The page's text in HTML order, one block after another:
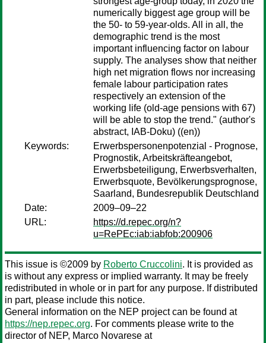
numerically biggest age group will be
the 50- to 59-year-olds. All in all, the
demographic trend is the most
important influencing factor on labour
supply. The analyses show that neither
high net migration flows nor increasing
female labour participation rates
respectively an extension of the
working life (old-age pensions with 67)
will be able to stop the trend." (author's
abstract, IAB-Doku) ((en))
Keywords:
Erwerbspersonenpotenzial - Prognose,
Prognostik, Arbeitskräfteangebot,
Erwerbsbeteiligung, Erwerbsverhalten,
Erwerbsquote, Bevölkerungsprognose,
Saarland, Bundesrepublik Deutschland
Date:
2009–09–22
URL:
https://d.repec.org/n?
u=RePEc:iab:iabfob:200906
This issue is ©2009 by Roberto Cruccolini. It is provided as
is without any express or implied warranty. It may be freely
redistributed in whole or in part for any purpose. If distributed
in part, please include this notice.
General information on the NEP project can be found at
https://nep.repec.org. For comments please write to the
director of NEP, Marco Novarese at